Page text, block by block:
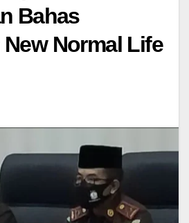
Bahas
Normal Life